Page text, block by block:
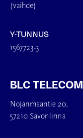
(vaihde)
Y-TUNNUS
1567723-3
BLC TELECOM
Nojanmaantie 20,
57210 Savonlinna